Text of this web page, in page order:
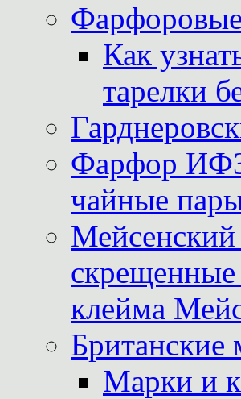
Фарфоровые
Как
тарелки
Фарфор ИФЗ
чайные
клейма
Британские
Марки и